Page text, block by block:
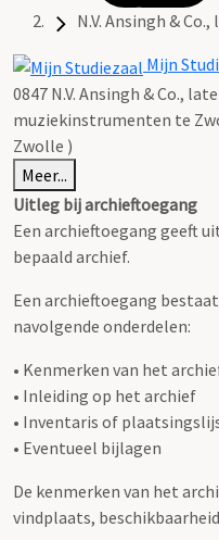
N.V. Ansingh & Co.,
Mijn
0847 N.V. Ansingh & Co.,
muziekinstrumenten te
Zwolle )
Meer...
Uitleg bij archieftoegang
Een archieftoegang geeft
bepaald archief.
Een archieftoegang
navolgende onderdelen:
• Kenmerken van het
• Inleiding op het archief
• Inventaris of
• Eventueel bijlagen
De kenmerken van het
vindplaats,